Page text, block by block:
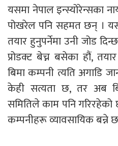
यसमा नेपाल इन्स्योरेन्सका
पोखरेल पनि सहमत छन् ।
तयार हुनुपर्नेमा उनी जोड
प्रोडक्ट बेच्न बसेका हौं,
बिमा कम्पनी त्यति अगाडि
केही सत्यता छ, तर अब
समितिले काम पनि
कम्पनीहरू व्यावसायिक बन्ने